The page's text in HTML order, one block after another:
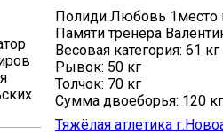
Полиди Любовь 1место
Памяти тренера
Весовая категория: 61 кг
Рывок: 50 кг
Толчок: 70 кг
Сумма двоеборья: 120 кг
Тяжёлая атлетика